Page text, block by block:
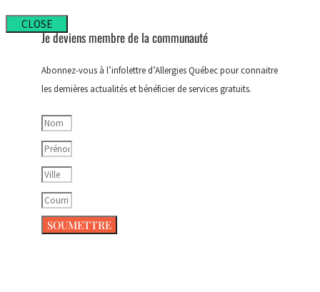
CLOSE
Je deviens membre de la communauté
Abonnez-vous à l’infolettre d’Allergies Québec pour connaitre
les dernières actualités et bénéficier de services gratuits.
SOUMETTRE